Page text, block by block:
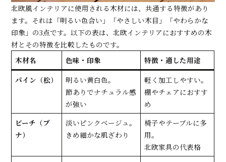
北欧風インテリアに使用される木材には、共通する特徴があり
ます。それは「明るい色合い」「やさしい木目」「やわらかな
印象」の3点です。以下の表は、北欧インテリアにおすすめの木
材とその特徴を比較したものです。
木材名
色味・印象
特徴・適した用途
パイン（松）
明るい黄白色。
節ありでナチュラル感
が強い
軽く加工しやすい。
棚やチェアにおすす
め
ビーチ（ブ
ナ）
淡いピンクベージュ。
きめ細かな肌ざわり
椅子やテーブルに多
用。
北欧家具の代表格